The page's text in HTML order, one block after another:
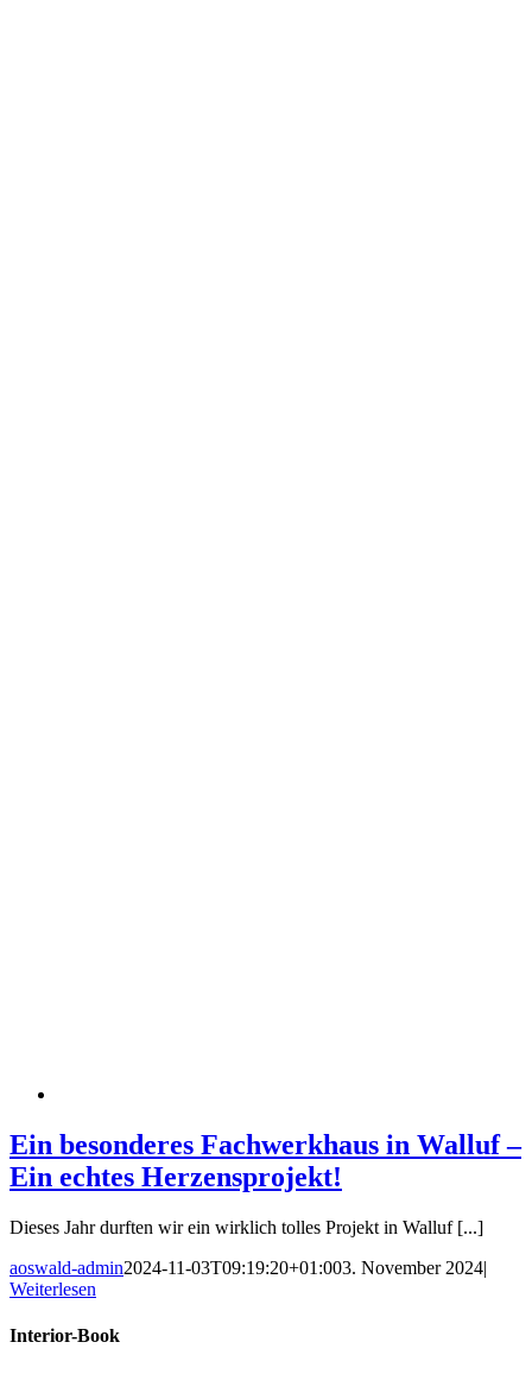
Ein besonderes Fachwerkhaus in Walluf –
Ein echtes Herzensprojekt!
Dieses Jahr durften wir ein wirklich tolles Projekt in Walluf [...]
aoswald-admin2024-11-03T09:19:20+01:003. November 2024|
Weiterlesen
Interior-Book